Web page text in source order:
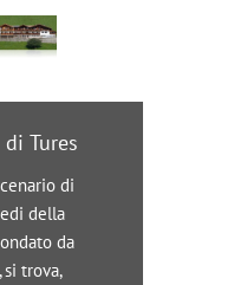
Tures
di
della
da
trova,